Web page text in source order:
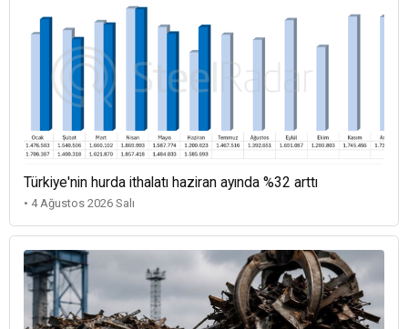
Türkiye'nin hurda ithalatı haziran ayında %32 arttı
• 4 Ağustos 2026 Salı